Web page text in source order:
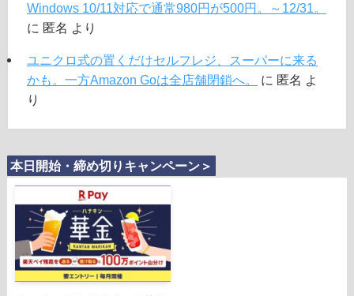
Windows 10/11対応で通常980円が500円。～12/31。
に 匿名 より
ユニクロ式の置くだけセルフレジ、スーパーに来る
かも。一方Amazon Goは全店舗閉鎖へ。
に 匿名 よ
り
本日開始・締め切りキャンペーン＞